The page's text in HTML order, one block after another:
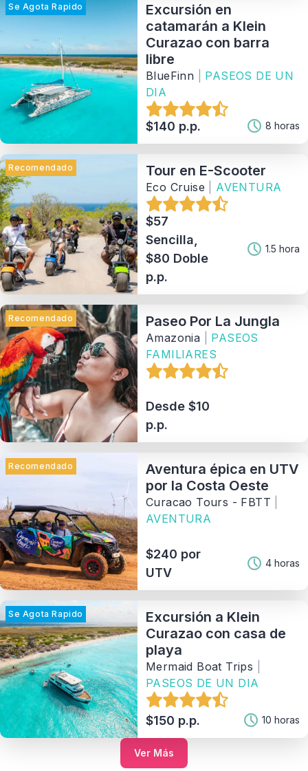
Se Agota Rapido
Excursión en
catamarán a Klein
Curazao con barra
libre
BlueFinn
PASEOS DE UN
DIA
$140 p.p. 8 horas
Recomendado Tour en E-Scooter
Eco Cruise AVENTURA
$57
Sencilla,
$80 Doble
p.p.
1.5 hora
Recomendado Paseo Por La Jungla
Amazonia
PASEOS
FAMILIARES
Desde $10
p.p.
Recomendado
Aventura épica en UTV
por la Costa Oeste
Curacao Tours - FBTT
AVENTURA
$240 por
UTV
4 horas
Se Agota Rapido
Excursión a Klein
Curazao con casa de
playa
Mermaid Boat Trips
PASEOS DE UN DIA
$150 p.p. 10 horas
Ver Más